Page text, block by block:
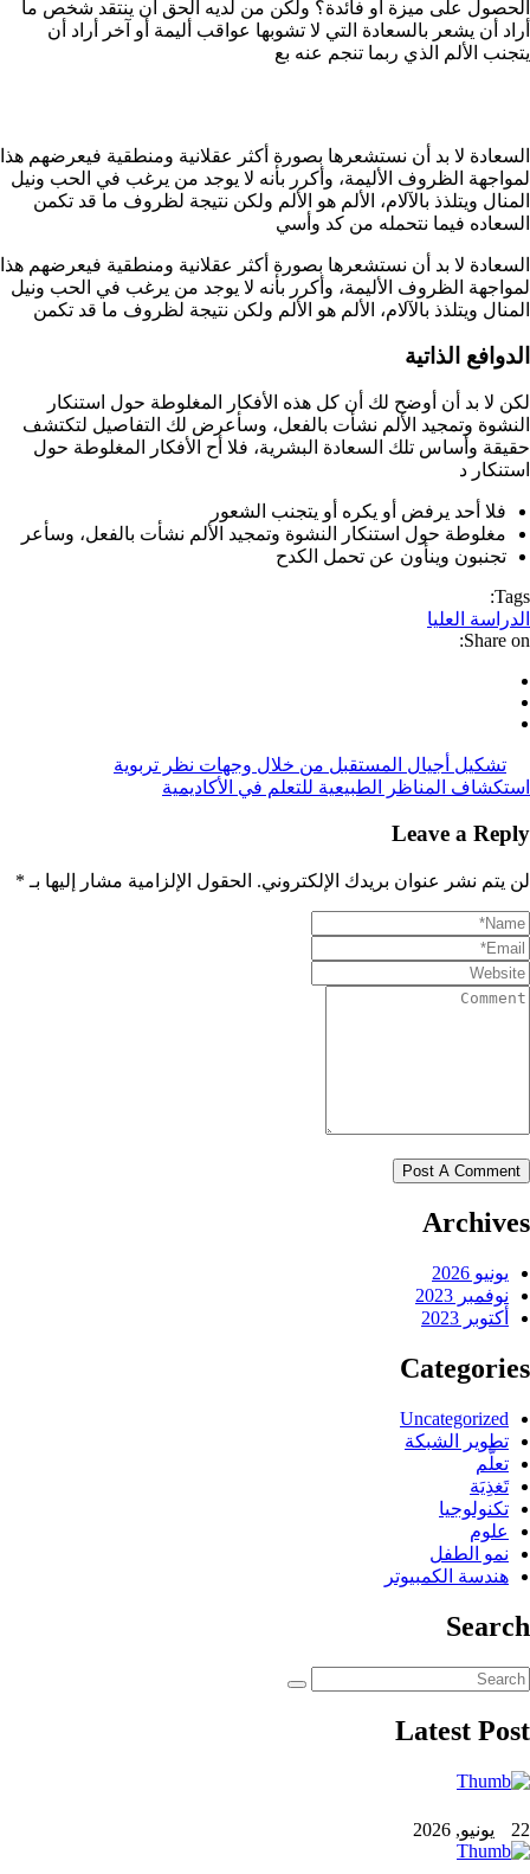
الحصول على ميزة أو فائدة؟ ولكن من لديه الحق أن ينتقد شخص ما
أراد أن يشعر بالسعادة التي لا تشوبها عواقب أليمة أو آخر أراد أن
يتجنب الألم الذي ربما تنجم عنه بع
السعادة لا بد أن نستشعرها بصورة أكثر عقلانية ومنطقية فيعرضهم هذا
لمواجهة الظروف الأليمة، وأكرر بأنه لا يوجد من يرغب في الحب ونيل
المنال ويتلذذ بالآلام، الألم هو الألم ولكن نتيجة لظروف ما قد تكمن
السعاده فيما نتحمله من كد وأسي
السعادة لا بد أن نستشعرها بصورة أكثر عقلانية ومنطقية فيعرضهم هذا
لمواجهة الظروف الأليمة، وأكرر بأنه لا يوجد من يرغب في الحب ونيل
المنال ويتلذذ بالآلام، الألم هو الألم ولكن نتيجة لظروف ما قد تكمن
الدوافع الذاتية
لكن لا بد أن أوضح لك أن كل هذه الأفكار المغلوطة حول استنكار
النشوة وتمجيد الألم نشأت بالفعل، وسأعرض لك التفاصيل لتكتشف
حقيقة وأساس تلك السعادة البشرية، فلا أح الأفكار المغلوطة حول
استنكار د
فلا أحد يرفض أو يكره أو يتجنب الشعور
مغلوطة حول استنكار النشوة وتمجيد الألم نشأت بالفعل، وسأعر
تجنبون وينأون عن تحمل الكدح
Tags:
الدراسة العليا
Share on:
تشكيل أجيال المستقبل من خلال وجهات نظر تربوية
استكشاف المناظر الطبيعية للتعلم في الأكاديمية
Leave a Reply
لن يتم نشر عنوان بريدك الإلكتروني. الحقول الإلزامية مشار إليها بـ *
Archives
يونيو 2026
نوفمبر 2023
أكتوبر 2023
Categories
Uncategorized
تطوير الشبكة
تعلُّم
تَغذِيَة
تكنولوجيا
علوم
نمو الطفل
هندسة الكمبيوتر
Search
Latest Post
22 يونيو, 2026